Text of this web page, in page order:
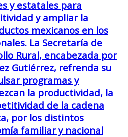
y estatales para
y ampliar la
mexicanos en los
La Secretaría de
Rural, encabezada por
Gutiérrez, refrenda su
programas y
la productividad, la
de la cadena
por los distintos
familiar y nacional